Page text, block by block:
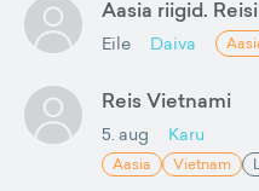
Aasia riigid.
Eile Daiva
Reis Vietnami
5. aug Karu
Aasia Vietnam